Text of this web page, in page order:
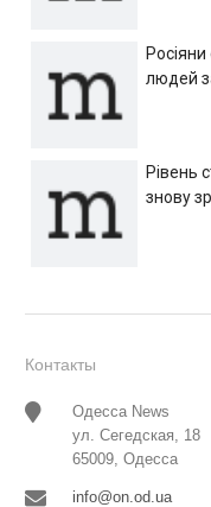
людей
Рівень
знову
Контакты
Одесса News
ул. Сегедская, 18
65009, Одесса
info@on.od.ua